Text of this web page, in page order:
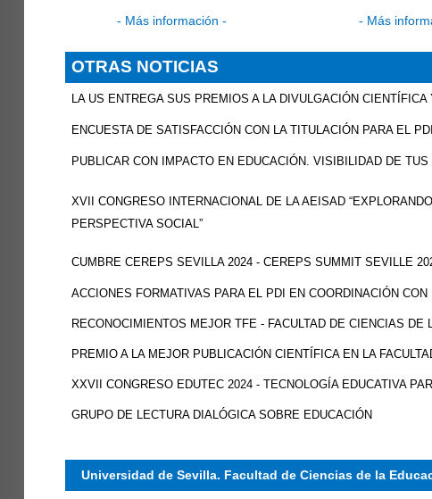
- Más información - - Más
OTRAS NOTICIAS
LA US ENTREGA SUS PREMIOS A LA DIVULGACIÓN
ENCUESTA DE SATISFACCIÓN CON LA TITULACIÓN PARA EL PDI
PUBLICAR CON IMPACTO EN EDUCACIÓN. VISIBILIDAD DE
XVII CONGRESO INTERNACIONAL DE LA AEISAD
PERSPECTIVA SOCIAL”
CUMBRE CEREPS SEVILLA 2024 - CEREPS SUMMIT SEVILLE
ACCIONES FORMATIVAS PARA EL PDI EN COORDINACIÓN CON
RECONOCIMIENTOS MEJOR TFE - FACULTAD DE CIENCIAS DE
PREMIO A LA MEJOR PUBLICACIÓN CIENTÍFICA EN LA
XXVII CONGRESO EDUTEC 2024 - TECNOLOGÍA EDUCATIVA
GRUPO DE LECTURA DIALÓGICA SOBRE EDUCACIÓN
Universidad de Sevilla. Facultad de Ciencias de la